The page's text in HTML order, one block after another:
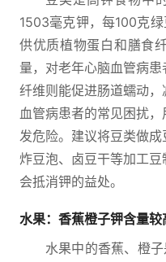
1503毫克钾，每100克
供优质植物蛋白和膳食
量，对老年心脑血管病
纤维则能促进肠道蠕动
血管病患者的常见困扰，
发危险。建议将豆类做
炸豆泡、卤豆干等加工豆
会抵消钾的益处。
水果：香蕉橙子钾含量
水果中的香蕉、橙